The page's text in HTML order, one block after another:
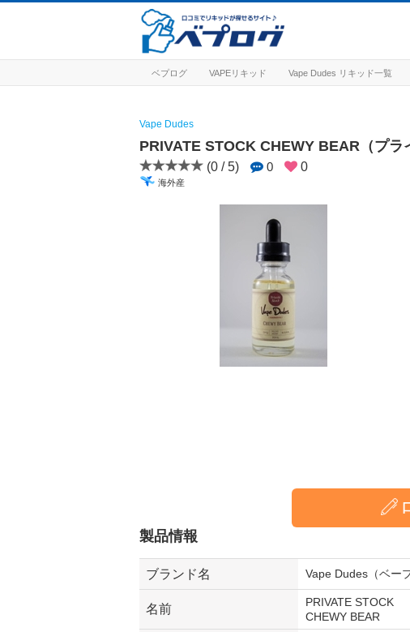
ベプログ VAPEリキッド Vape Dudes リキッド一覧
Vape Dudes
PRIVATE STOCK CHEWY BEAR（プラ
(0 / 5) 0 0
海外産
製品情報
ブランド名 Vape Dudes（ベー
名前
PRIVATE STOCK
CHEWY BEAR